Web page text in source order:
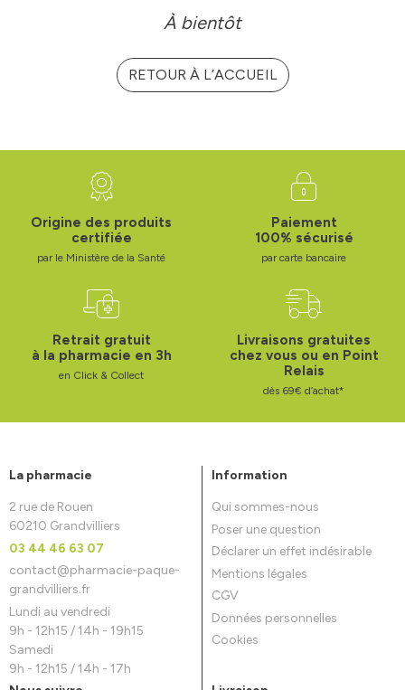
À bientôt
RETOUR À L’ACCUEIL
Origine des produits
certifiée
par le Ministère de la Santé
Paiement
100% sécurisé
par carte bancaire
Retrait gratuit
à la pharmacie en 3h
en Click & Collect
Livraisons gratuites
chez vous ou en Point
Relais
dès 69€ d’achat*
La pharmacie
2 rue de Rouen
60210 Grandvilliers
03 44 46 63 07
contact@pharmacie-paque-
grandvilliers.fr
Lundi au vendredi
9h - 12h15 / 14h - 19h15
Samedi
9h - 12h15 / 14h - 17h
Information
Qui sommes-nous
Poser une question
Déclarer un effet indésirable
Mentions légales
CGV
Données personnelles
Cookies